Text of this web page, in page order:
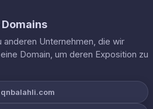
Unternehmen, die wir
Domain, um deren Exposition zu
qnbalahli.com